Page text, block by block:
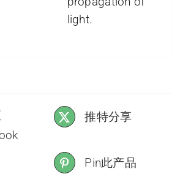
light.
推特分享
Pin此产品